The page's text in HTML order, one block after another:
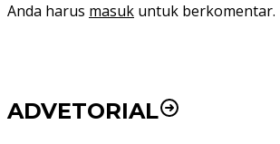
Anda harus masuk untuk berkomentar.
ADVETORIAL